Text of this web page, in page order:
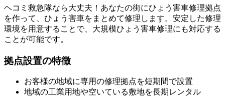
ヘコミ救急隊なら大丈夫！あなたの街にひょう害車修理拠点
を作って、ひょう害車をまとめて修理します。安定した修理
環境を用意することで、大規模ひょう害車修理にも対応する
ことが可能です。
拠点設置の特徴
お客様の地域に専用の修理拠点を短期間で設置
地域の工業用地や空いている敷地を長期レンタル